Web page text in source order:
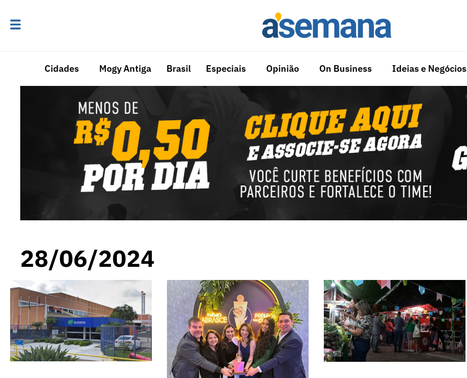
Cidades Mogy Antiga Brasil Especiais Opinião On Business Ideias e Negócios
28/06/2024